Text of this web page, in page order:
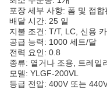
포장 세부 사항: 폼 및 접합
배달 시간: 25 일
지불 조건: T/T, LC, 신용
공급 능력: 1000 세트/달
전력 요인: 0.8
종류: 열거나 조용, 트레일
모델: YLGF-200VL
등급 전압: 400V 또는